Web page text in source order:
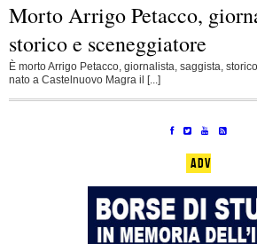
Morto Arrigo Petacco,
storico e sceneggiatore
È morto Arrigo Petacco, giornalista, saggista,
nato a Castelnuovo Magra il [...]
ADV